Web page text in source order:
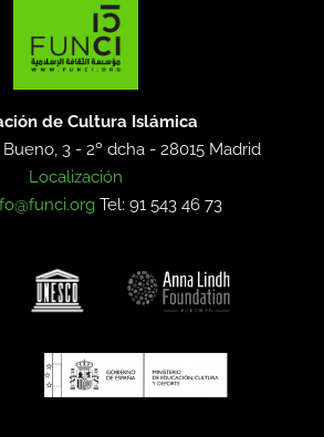
de Cultura Islámica
3 - 2º dcha -28015 Madrid
Localización
Tel: 91 543 46 73